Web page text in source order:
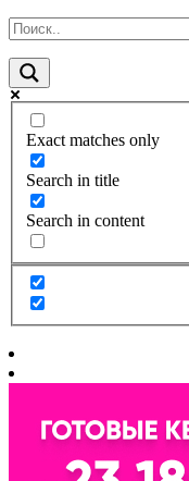
Exact matches only
Search in title
Search in content